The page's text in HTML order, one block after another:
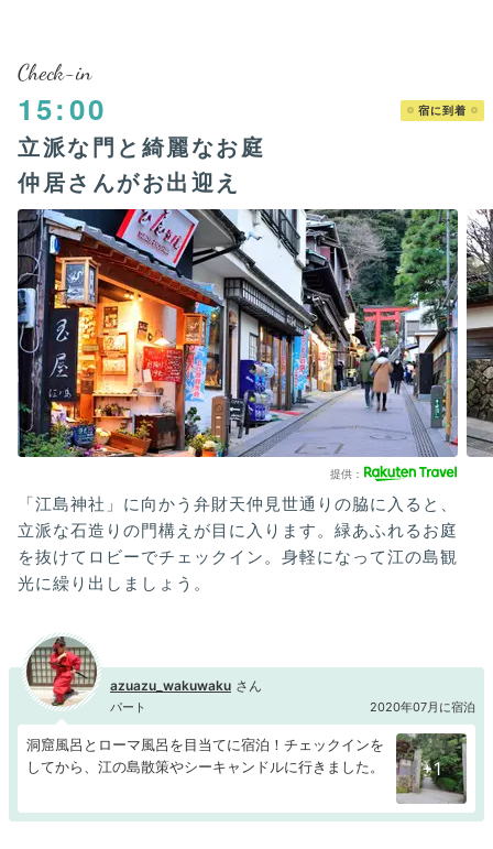
Check-in
15:00 宿に到着
立派な門と綺麗なお庭
仲居さんがお出迎え
「江島神社」に向かう弁財天仲見世通りの脇に入ると、
立派な石造りの門構えが目に入ります。緑あふれるお庭
を抜けてロビーでチェックイン。身軽になって江の島観
光に繰り出しましょう。
azuazu_wakuwaku
パート 2020年07月に宿泊
洞窟風呂とローマ風呂を目当てに宿泊！チェックインを
してから、江の島散策やシーキャンドルに行きました。
+1